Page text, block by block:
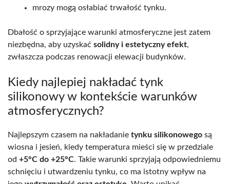
mrozy mogą osłabiać trwałość tynku.
Dbałość o sprzyjające warunki atmosferyczne jest zatem
niezbędna, aby uzyskać solidny i estetyczny efekt,
zwłaszcza podczas renowacji elewacji budynków.
Kiedy najlepiej nakładać tynk
silikonowy w kontekście warunków
atmosferycznych?
Najlepszym czasem na nakładanie tynku silikonowego są
wiosna i jesień, kiedy temperatura mieści się w przedziale
od +5°C do +25°C. Takie warunki sprzyjają odpowiedniemu
schnięciu i utwardzeniu tynku, co ma istotny wpływ na